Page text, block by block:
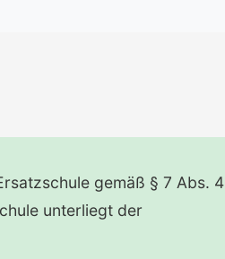
gemäß § 7 Abs. 4
unterliegt der